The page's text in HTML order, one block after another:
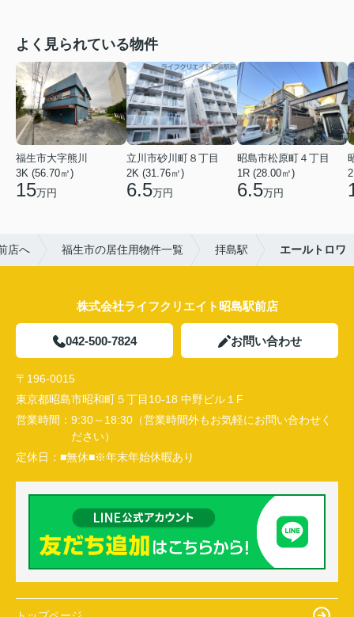
よく見られている物件
福生市大字熊川
3K (56.70㎡)
15万円
立川市砂川町８丁目
2K (31.76㎡)
6.5万円
昭島市松原町４丁目
1R (28.00㎡)
6.5万円
店へ 福生市の居住用物件一覧 拝島駅 エールトロワ
株式会社ライフクリエイト昭島駅前店
042-500-7824 お問い合わせ
〒196-0015
東京都昭島市昭和町５丁目10-18 中野ビル１F
営業時間： 9:30～18:30（営業時間外もお気軽にお問い合わせく
ださい）
定休日： ■無休■※年末年始休暇あり